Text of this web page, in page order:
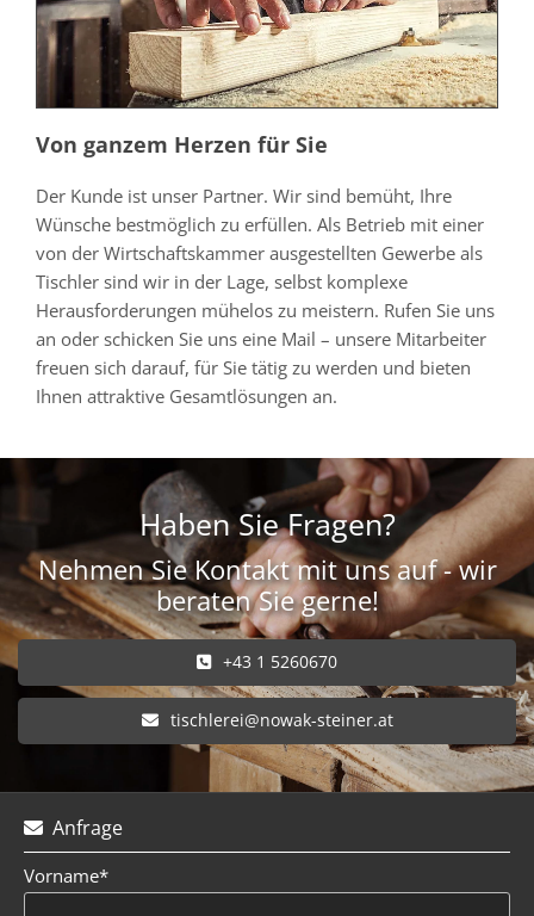
Von ganzem Herzen für Sie
Der Kunde ist unser Partner. Wir sind bemüht, Ihre
Wünsche bestmöglich zu erfüllen. Als Betrieb mit einer
von der Wirtschaftskammer ausgestellten Gewerbe als
Tischler sind wir in der Lage, selbst komplexe
Herausforderungen mühelos zu meistern. Rufen Sie uns
an oder schicken Sie uns eine Mail – unsere Mitarbeiter
freuen sich darauf, für Sie tätig zu werden und bieten
Ihnen attraktive Gesamtlösungen an.
Haben Sie Fragen?
Nehmen Sie Kontakt mit uns auf - wir
beraten Sie gerne!
+43 1 5260670
tischlerei@nowak-steiner.at
 Anfrage
Vorname*